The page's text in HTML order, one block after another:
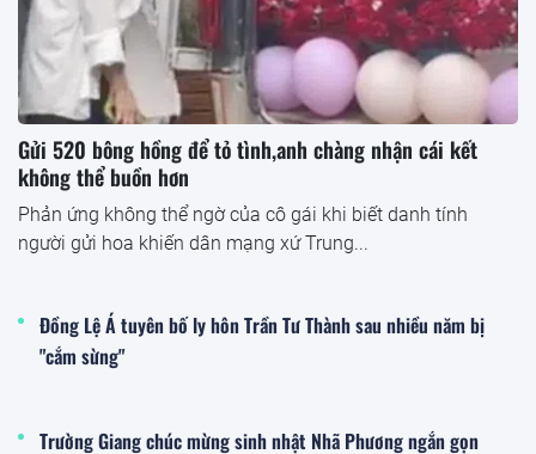
Gửi 520 bông hồng để tỏ tình,anh chàng nhận cái kết
không thể buồn hơn
Phản ứng không thể ngờ của cô gái khi biết danh tính
người gửi hoa khiến dân mạng xứ Trung...
Đồng Lệ Á tuyên bố ly hôn Trần Tư Thành sau nhiều năm bị
"cắm sừng"
Trường Giang chúc mừng sinh nhật Nhã Phương ngắn gọn